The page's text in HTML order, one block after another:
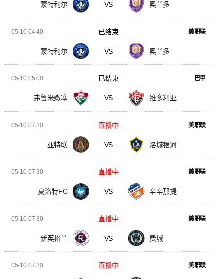
蒙特利尔 VS 奥兰多
05-10 04:40 美职联
蒙特利尔 VS 奥兰多
已结束
05-10 05:00 巴甲
弗鲁米嫩塞 VS 维多利亚
已结束
05-10 07:30 美职联
亚特联 VS 洛城银河
直播中
05-10 07:30 美职联
夏洛特FC VS 辛辛那提
直播中
05-10 07:30 美职联
新英格兰 VS 费城
直播中
05-10 07:30 美职联
直播中